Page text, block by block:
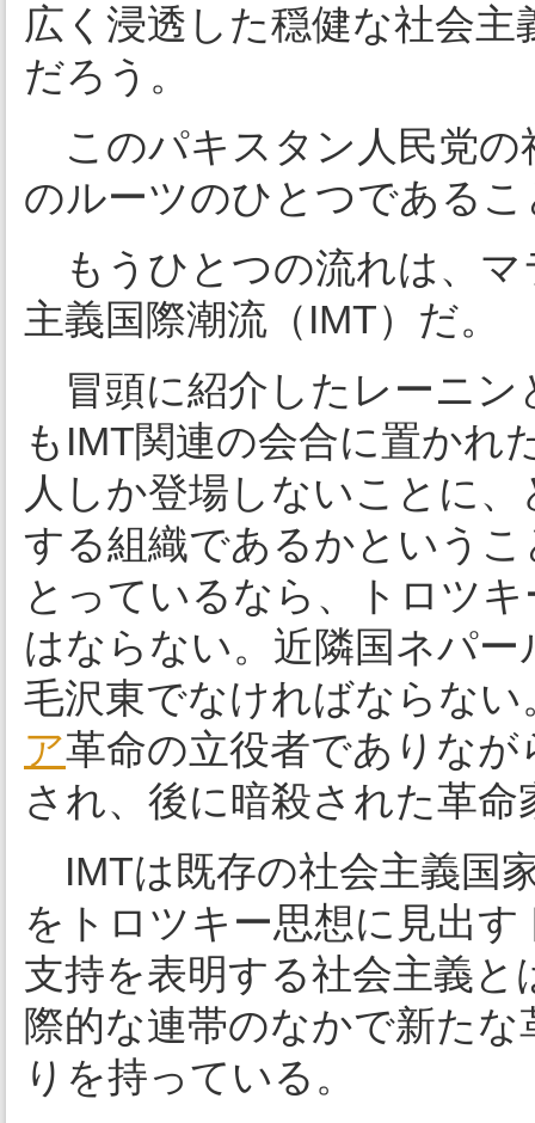
広く浸透した穏健な社会
だろう。
このパキスタン人民党の
のルーツのひとつである
もうひとつの流れは、マ
主義国際潮流（IMT）だ。
冒頭に紹介したレーニン
もIMT関連の会合に置かれ
人しか登場しないことに
する組織であるかという
とっているなら、トロツ
はならない。近隣国ネパ
毛沢東でなければならな
ア革命の立役者でありな
され、後に暗殺された革命
IMTは既存の社会主義国
をトロツキー思想に見出
支持を表明する社会主義
際的な連帯のなかで新た
りを持っている。